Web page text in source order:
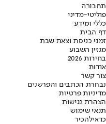
תחבורה
פוליטי-מדיני
כללי ומידע
דף הבית
זמני כניסת וצאת שבת
מגזין השבוע
בחירות 2026
אודות
צור קשר
נבחרת הכתבים והפרשנים
מדיניות פרטיות
הצהרת נגישות
תנאי שימוש
כדאילהכיר